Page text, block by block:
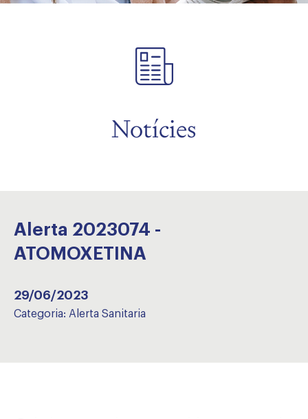
Notícies
Alerta 2023074 -
ATOMOXETINA
29/06/2023
Categoria: Alerta Sanitaria